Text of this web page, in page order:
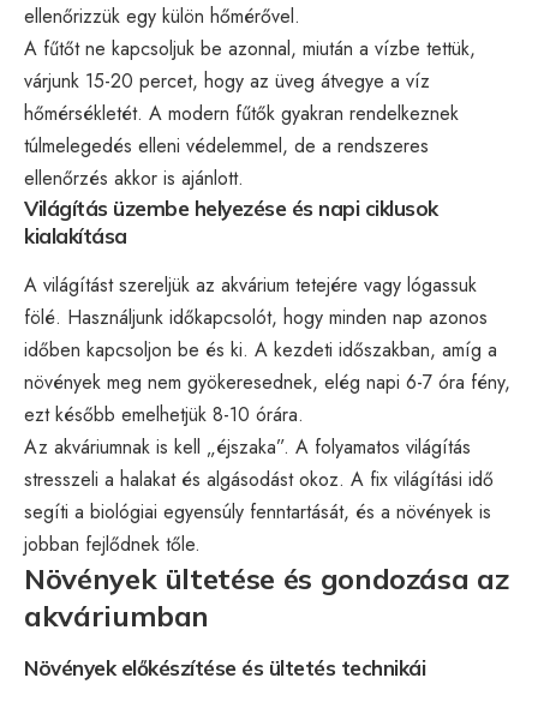
ellenőrizzük egy külön hőmérővel.
A fűtőt ne kapcsoljuk be azonnal, miután a vízbe tettük,
várjunk 15-20 percet, hogy az üveg átvegye a víz
hőmérsékletét. A modern fűtők gyakran rendelkeznek
túlmelegedés elleni védelemmel, de a rendszeres
ellenőrzés akkor is ajánlott.
Világítás üzembe helyezése és napi ciklusok
kialakítása
A világítást szereljük az akvárium tetejére vagy lógassuk
fölé. Használjunk időkapcsolót, hogy minden nap azonos
időben kapcsoljon be és ki. A kezdeti időszakban, amíg a
növények meg nem gyökeresednek, elég napi 6-7 óra fény,
ezt később emelhetjük 8-10 órára.
Az akváriumnak is kell „éjszaka”. A folyamatos világítás
stresszeli a halakat és algásodást okoz. A fix világítási idő
segíti a biológiai egyensúly fenntartását, és a növények is
jobban fejlődnek tőle.
Növények ültetése és gondozása az
akváriumban
Növények előkészítése és ültetés technikái